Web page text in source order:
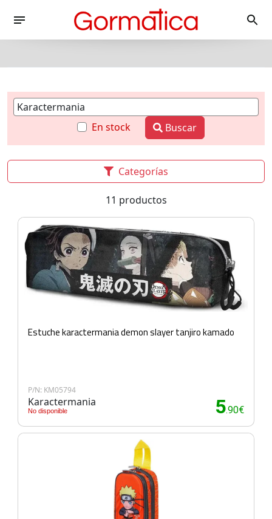
En stock Buscar
Categorías
11 productos
Estuche karactermania demon slayer tanjiro kamado
P/N: KM05794
Karactermania
No disponible 5.90€